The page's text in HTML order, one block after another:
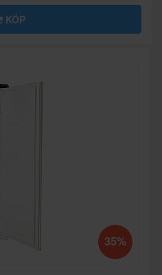
KÖP
35%